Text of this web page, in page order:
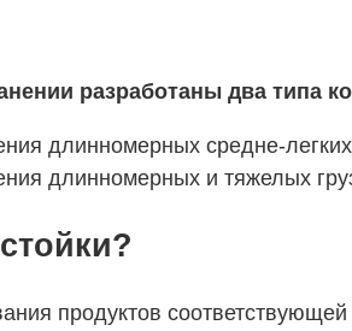
разработаны два типа
длинномерных средне-легких
длинномерных и тяжелых
продуктов